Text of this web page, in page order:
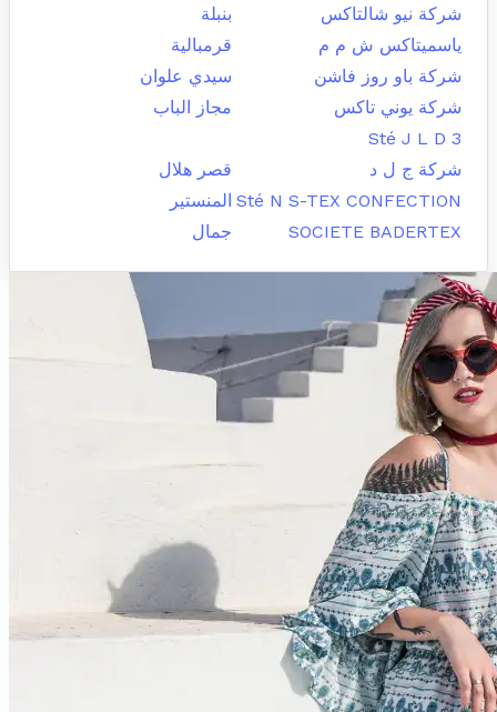
شركة نيو شالتاكس
بنبلة
ياسميتاكس ش م م
قرمبالية
شركة باو روز فاشن
سيدي علوان
شركة يوني تاكس
مجاز الباب
Sté J L D 3
شركة ج ل د
قصر هلال
Sté N S-TEX CONFECTION المنستير
SOCIETE BADERTEX
جمال